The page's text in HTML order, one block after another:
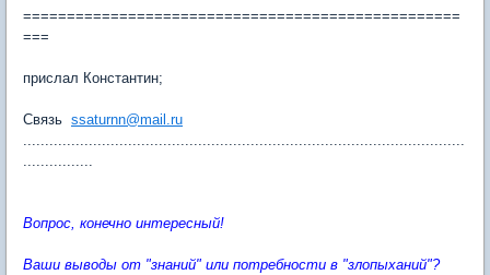
==================================================
===
прислал Константин;
Связь ssaturnn@mail.ru
Вопрос, конечно интересный!
Ваши выводы от "знаний" или потребности в "злопыханий"?